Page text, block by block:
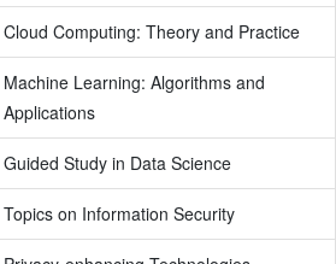
Cloud Computing: Theory and Practice
Machine Learning: Algorithms and
Applications
Guided Study in Data Science
Topics on Information Security